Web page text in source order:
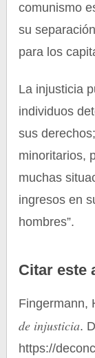
comunismo
su
para los
La injusticia
individuos
sus
minoritarios,
muchas
ingresos en
hombres”.
Citar este
Fingermann,
de injusticia.
https://